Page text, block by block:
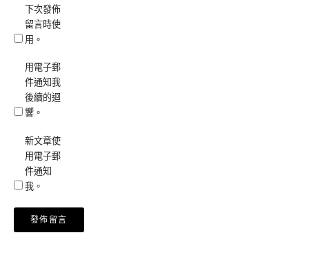
下次發佈
留言時使
用。
用電子郵
件通知我
後續的迴
響。
新文章使
用電子郵
件通知
我。